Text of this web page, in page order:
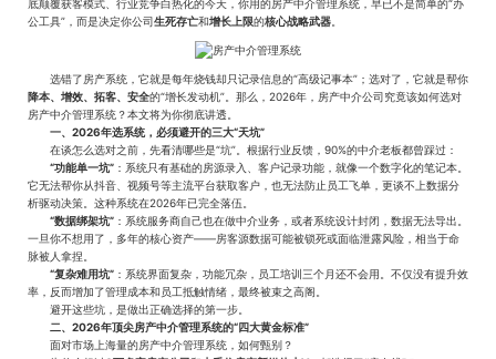
底颠覆获客模式、行业竞争白热化的今天，你用的房产中介管理系统，早已不是简单的“办
公工具”，而是决定你公司生死存亡和增长上限的核心战略武器
选错了房产系统，它就是每年烧钱却只记录信息的“高级记事本”；选对了，它就是帮你
降本、增效、拓客、安全的“增长发动机”。那么，2026年，房产中介公司究竟该如何选对
房产中介管理系统？本文将为你彻底讲透。
一、2026年选系统，必须避开的三大“天坑”
在谈怎么选对之前，先看清哪些是“坑”。根据行业反馈，90%的中介老板都曾踩过：
“功能单一坑” ：系统只有基础的房源录入、客户记录功能，就像一个数字化的笔记本。
它无法帮你从抖音、视频号等主流平台获取客户，也无法防止员工飞单，更谈不上数据分
析驱动决策。这种系统在2026年已完全落伍。
“数据绑架坑” ：系统服务商自己也在做中介业务，或者系统设计封闭，数据无法导出。
一旦你不想用了，多年的核心资产——房客源数据可能被锁死或面临泄露风险，相当于命
脉被人拿捏。
“复杂难用坑” ：系统界面复杂，功能冗杂，员工培训三个月还不会用。不仅没有提升效
率，反而增加了管理成本和员工抵触情绪，最终被束之高阁。
避开这些坑，是做出正确选择的第一步。
二、2026年顶尖房产中介管理系统的“四大黄金标准”
面对市场上海量的房产中介管理系统，如何甄别？